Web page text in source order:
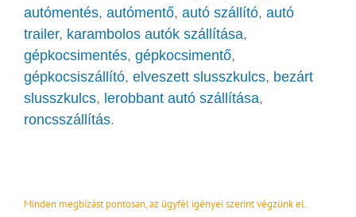
autómentés, autómentő, autó szállító, autó
trailer, karambolos autók szállítása,
gépkocsimentés, gépkocsimentő,
gépkocsiszállító, elveszett slusszkulcs, bezárt
slusszkulcs, lerobbant autó szállítása,
roncsszállítás.
Minden megbízást pontosan, az ügyfél igényei szerint végzünk el.